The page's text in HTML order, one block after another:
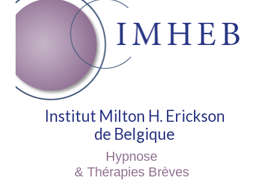
Institut Milton H. Erickson
de Belgique
Hypnose
& Thérapies Brèves